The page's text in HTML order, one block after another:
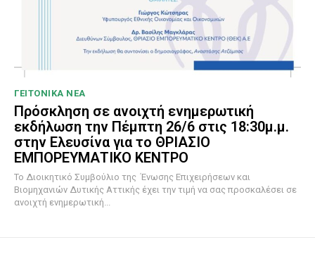
ΓΕΙΤΟΝΙΚΑ ΝΕΑ
Πρόσκληση σε ανοιχτή ενημερωτική
εκδήλωση την Πέμπτη 26/6 στις 18:30μ.μ.
στην Ελευσίνα για το ΘΡΙΑΣΙΟ
ΕΜΠΟΡΕΥΜΑΤΙΚΟ ΚΕΝΤΡΟ
To Διοικητικό Συμβούλιο της Ένωσης Επιχειρήσεων και
Βιομηχανιών Δυτικής Αττικής έχει την τιμή να σας προσκαλέσει σε
ανοιχτή ενημερωτική...